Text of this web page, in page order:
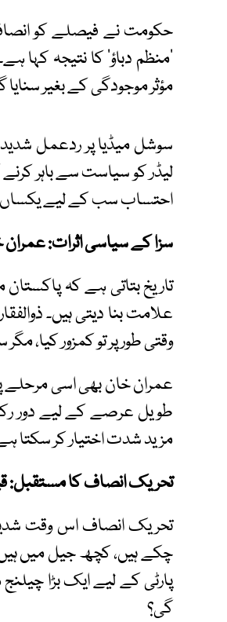
حکومت نے فیصلے کو انصاف
’منظم دباؤ‘ کا نتیجہ
مؤثر موجودگی کے بغیر
سوشل میڈیا پر ردعمل
لیڈر کو سیاست سے باہر
احتساب سب کے لیے یکساں
سزا کے سیاسی اثرات:
تاریخ بتاتی ہے کہ
علامت بنا دیتی ہیں۔
وقتی طور پر تو کمزور کیا،
طویل عرصے کے لیے دور
مزید شدت اختیار کر سکتا
تحریک انصاف کا مستقبل:
تحریک انصاف اس وقت شدید
چکے ہیں، کچھ جیل میں
پارٹی کے لیے ایک بڑا
گی؟